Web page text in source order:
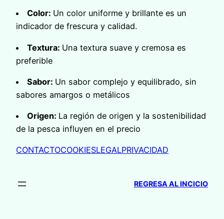
Color: Un color uniforme y brillante es un
indicador de frescura y calidad.
Textura: Una textura suave y cremosa es
preferible
Sabor: Un sabor complejo y equilibrado, sin
sabores amargos o metálicos
Origen: La región de origen y la sostenibilidad
de la pesca influyen en el precio
CONTACTOCOOKIESLEGALPRIVACIDAD
REGRESA AL INCICIO